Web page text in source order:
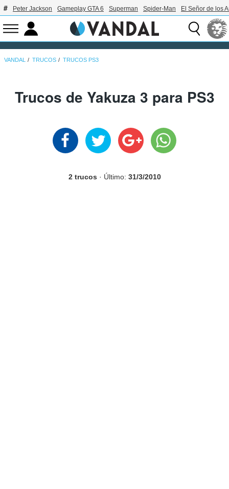
Peter Jackson Gameplay GTA 6 Superman Spider-Man El Señor de los
VANDAL TRUCOS TRUCOS PS3
Trucos de Yakuza 3 para PS3
2 trucos · Último: 31/3/2010